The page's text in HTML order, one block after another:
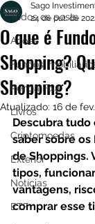
Todos os posts
Ações
Fundos
Renda Fixa
Livros
Criptomoedas
Exterior
Notícias
ETF
O que é
Shopping?
Shopping?
Sago
24 de out. de
Atualizado: 16 de
Descubra tudo
saber sobre
de Shoppings.
tipos,
vantagens,
comprar esse